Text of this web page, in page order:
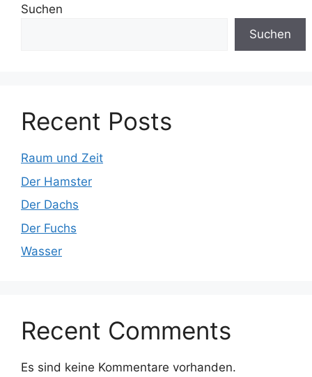
Suchen
Suchen
Recent Posts
Raum und Zeit
Der Hamster
Der Dachs
Der Fuchs
Wasser
Recent Comments
Es sind keine Kommentare vorhanden.